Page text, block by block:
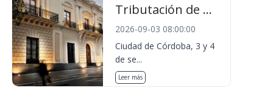
Tributación de ...
2026-09-03 08:00:00
Ciudad de Córdoba, 3 y 4
de se...
Leer más